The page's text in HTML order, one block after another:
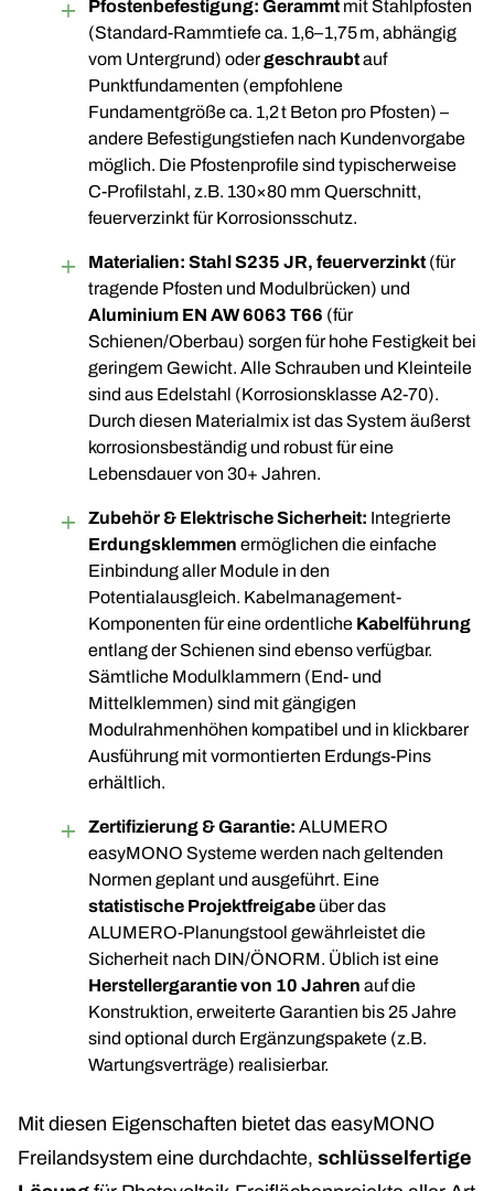
Pfostenbefestigung: Gerammt mit Stahlpfosten
(Standard-Rammtiefe ca. 1,6–1,75 m, abhängig
vom Untergrund) odergeschraubtauf
Punktfundamenten (empfohlene
Fundamentgröße ca. 1,2 t Beton pro Pfosten) –
andere Befestigungstiefen nach Kundenvorgabe
möglich. Die Pfostenprofile sind typischerweise
C-Profilstahl, z.B. 130×80 mm Querschnitt,
feuerverzinkt für Korrosionsschutz.
Materialien: Stahl S235 JR, feuerverzinkt (für
tragende Pfosten und Modulbrücken) und
Aluminium EN AW 6063 T66 (für
Schienen/Oberbau) sorgen für hohe Festigkeit bei
geringem Gewicht. Alle Schrauben und Kleinteile
sind aus Edelstahl (Korrosionsklasse A2-70).
Durch diesen Materialmix ist das System äußerst
korrosionsbeständig und robust für eine
Lebensdauer von 30+ Jahren.
Zubehör & Elektrische Sicherheit: Integrierte
Erdungsklemmen ermöglichen die einfache
Einbindung aller Module in den
Potentialausgleich. Kabelmanagement-
Komponenten für eine ordentliche Kabelführung
entlang der Schienen sind ebenso verfügbar.
Sämtliche Modulklammern (End- und
Mittelklemmen) sind mit gängigen
Modulrahmenhöhen kompatibel und in klickbarer
Ausführung mit vormontierten Erdungs-Pins
erhältlich.
Zertifizierung & Garantie: ALUMERO
easyMONO Systeme werden nach geltenden
Normen geplant und ausgeführt. Eine
statistische Projektfreigabe über das
ALUMERO-Planungstool gewährleistet die
Sicherheit nach DIN/ÖNORM. Üblich ist eine
Herstellergarantie von 10 Jahren auf die
Konstruktion, erweiterte Garantien bis 25 Jahre
sind optional durch Ergänzungspakete (z.B.
Wartungsverträge) realisierbar.
Mit diesen Eigenschaften bietet das easyMONO
Freilandsystem eine durchdachte, schlüsselfertige